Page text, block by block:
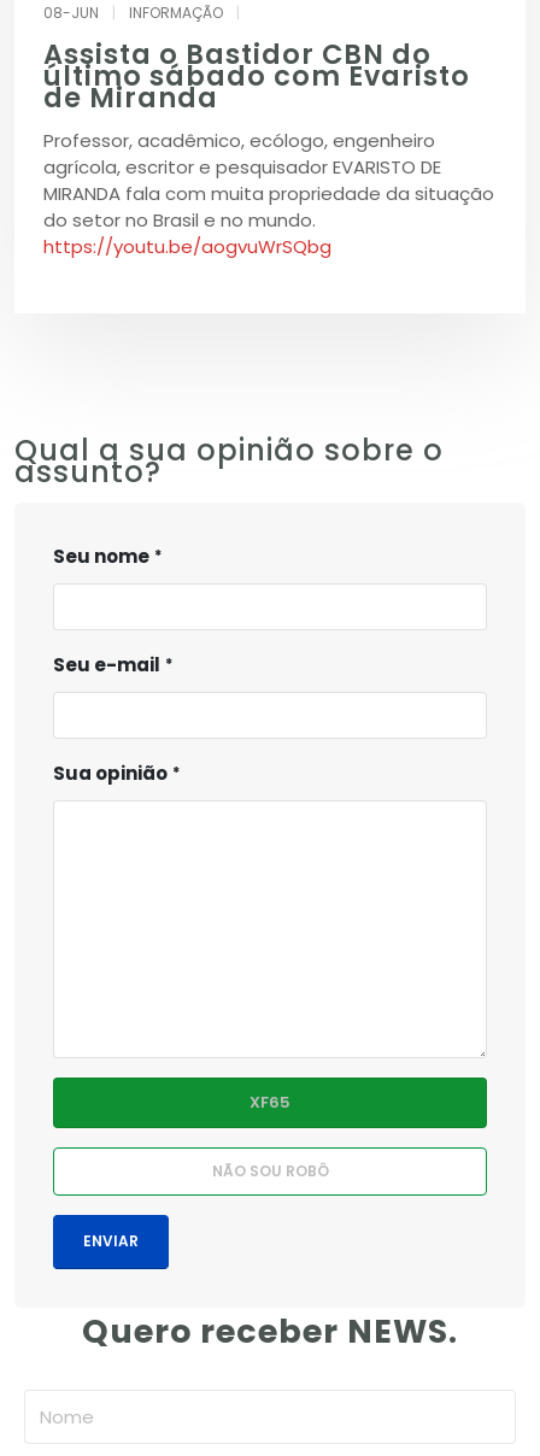
08-JUN INFORMAÇÃO
Assista o Bastidor CBN do
último sábado com Evaristo
de Miranda
Professor, acadêmico, ecólogo, engenheiro
agrícola, escritor e pesquisador EVARISTO DE
MIRANDA fala com muita propriedade da situação
do setor no Brasil e no mundo.
https://youtu.be/aogvuWrSQbg
Qual a sua opinião sobre o
assunto?
Seu nome
Seu e-mail
Sua opinião
Quero receber NEWS.